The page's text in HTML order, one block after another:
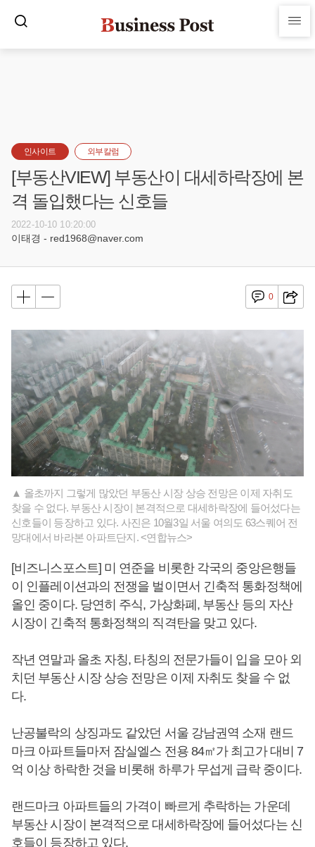
인사이트 외부칼럼
[부동산VIEW] 부동산이 대세하락장에 본
격 돌입했다는 신호들
2022-10-10 10:20:00
이태경 - red1968@naver.com
0
▲ 올초까지 그렇게 많았던 부동산 시장 상승 전망은 이제 자취도
찾을 수 없다. 부동산 시장이 본격적으로 대세하락장에 들어섰다는
신호들이 등장하고 있다. 사진은 10월3일 서울 여의도 63스퀘어 전
망대에서 바라본 아파트단지. <연합뉴스>
[비즈니스포스트] 미 연준을 비롯한 각국의 중앙은행들
이 인플레이션과의 전쟁을 벌이면서 긴축적 통화정책에
올인 중이다. 당연히 주식, 가상화폐, 부동산 등의 자산
시장이 긴축적 통화정책의 직격탄을 맞고 있다.
작년 연말과 올초 자칭, 타칭의 전문가들이 입을 모아 외
치던 부동산 시장 상승 전망은 이제 자취도 찾을 수 없
다.
난공불락의 상징과도 같았던 서울 강남권역 소재 랜드
마크 아파트들마저 잠실엘스 전용 84㎡가 최고가 대비 7
억 이상 하락한 것을 비롯해 하루가 무섭게 급락 중이다.
랜드마크 아파트들의 가격이 빠르게 추락하는 가운데
부동산 시장이 본격적으로 대세하락장에 들어섰다는 신
호들이 등장하고 있다.